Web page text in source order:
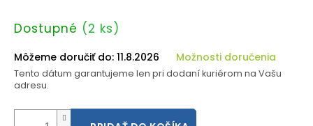
Jednotková
Dostupné (2 ks)
Môžeme doručiť do: 11.8.2026 Možnosti doručenia
Tento dátum garantujeme len pri dodaní kuriérom na Vašu
adresu.